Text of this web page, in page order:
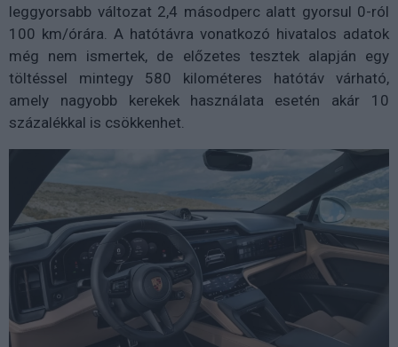
leggyorsabb változat 2,4 másodperc alatt gyorsul 0-ról
100 km/órára. A hatótávra vonatkozó hivatalos adatok
még nem ismertek, de előzetes tesztek alapján egy
töltéssel mintegy 580 kilométeres hatótáv várható,
amely nagyobb kerekek használata esetén akár 10
százalékkal is csökkenhet.